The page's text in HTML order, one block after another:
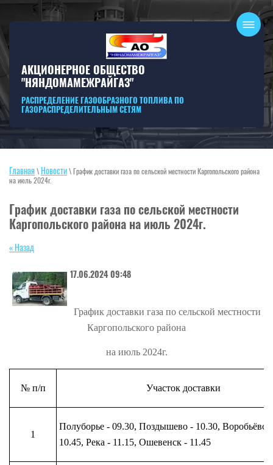
АКЦИОНЕРНОЕ ОБЩЕСТВО
"НЯНДОМАМЕЖРАЙГАЗ"
РАСПРЕДЕЛЕНИЕ ГАЗООБРАЗНОГО ТОПЛИВА ПО
ГАЗОРАСПРЕДЕЛИТЕЛЬНЫМ СЕТЯМ
Главная \ Новости \ График доставки газа по сельской местности Каргопольского района
на июль 2024г.
График доставки газа по сельской местности
Каргопольского района на июль 2024г.
« Назад
17.06.2024 09:48
График доставки газа по сельской местности
Каргопольского района
на июль 2024г.
№ п/п Участок доставки
1
Полуборье - 09.30, Поздышево - 10.30,
10.45, Река - 11.15, Ошевенск - 11.45